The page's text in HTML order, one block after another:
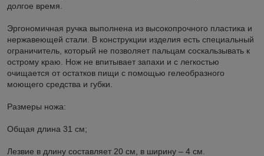
долгое время.
Эргономичная ручка выполнена из высокопрочного пластика и
нержавеющей стали. В конструкции изделия есть специальный
ограничитель, который не позволяет пальцам соскальзывать к
острому краю. Нож не впитывает запахи и с легкостью
очищается от остатков пищи с помощью гелеобразного
моющего средства и губки.
Размеры ножа:
Общая длина 31 см;
Лезвие в длину составляет 20 см, в ширину – 4 см.